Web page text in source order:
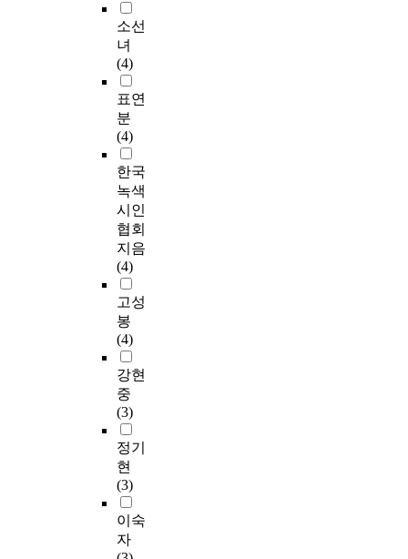
소선
녀
(4)
표연
분
(4)
한국
녹색
시인
협회
지음
(4)
고성
봉
(4)
강현
중
(3)
정기
현
(3)
이숙
자